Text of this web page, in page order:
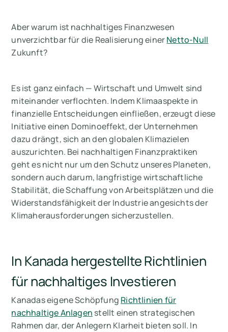
Aber warum ist nachhaltiges Finanzwesen
unverzichtbar für die Realisierung einerNetto-Null
Zukunft?
Es ist ganz einfach — Wirtschaft und Umwelt sind
miteinander verflochten. Indem Klimaaspekte in
finanzielle Entscheidungen einfließen, erzeugt diese
Initiative einen Dominoeffekt, der Unternehmen
dazu drängt, sich an den globalen Klimazielen
auszurichten. Bei nachhaltigen Finanzpraktiken
geht es nicht nur um den Schutz unseres Planeten,
sondern auch darum, langfristige wirtschaftliche
Stabilität, die Schaffung von Arbeitsplätzen und die
Widerstandsfähigkeit der Industrie angesichts der
Klimaherausforderungen sicherzustellen.
In Kanada hergestellte Richtlinien
für nachhaltiges Investieren
Kanadas eigene Schöpfung Richtlinien für
nachhaltige Anlagen stellt einen strategischen
Rahmen dar, der Anlegern Klarheit bieten soll. In